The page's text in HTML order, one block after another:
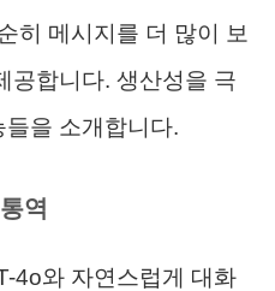
히 메시지를 더 많이 보
공합니다. 생산성을 극
을 소개합니다.
역
4o와 자연스럽게 대화